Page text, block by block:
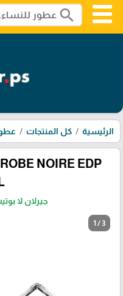
search
الرئيسية كل المنتجات
NOIRE EDP
جيرلان لا
1 / 3